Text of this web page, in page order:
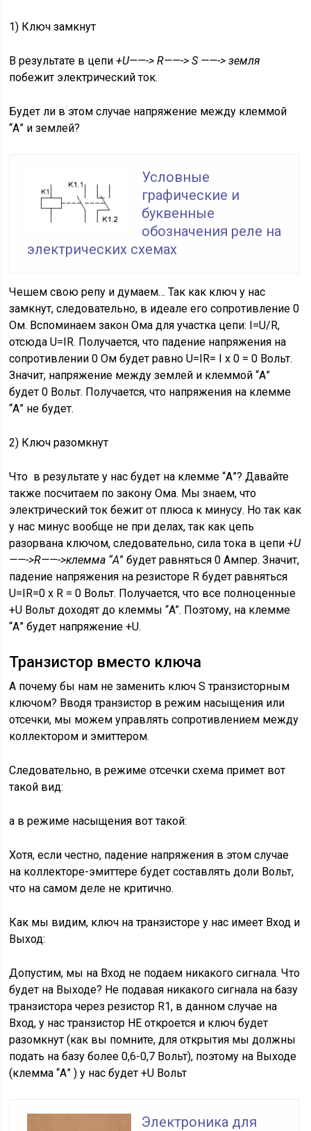
1) Ключ замкнут
В результате в цепи+U——-> R——-> S ——-> земля
побежит электрический ток.
Будет ли в этом случае напряжение между клеммой
“А” и землей?
Условные
графические и
буквенные
обозначения реле на
электрических схемах
Чешем свою репу и думаем… Так как ключ у нас
замкнут, следовательно, в идеале его сопротивление 0
Ом. Вспоминаем закон Ома для участка цепи: I=U/R,
отсюда U=IR. Получается, что падение напряжения на
сопротивлении 0 Ом будет равно U=IR= I х 0 = 0 Вольт.
Значит, напряжение между землей и клеммой “А”
будет 0 Вольт. Получается, что напряжения на клемме
“А” не будет.
2) Ключ разомкнут
Что в результате у нас будет на клемме “А”? Давайте
также посчитаем по закону Ома. Мы знаем, что
электрический ток бежит от плюса к минусу. Но так как
у нас минус вообще не при делах, так как цепь
разорвана ключом, следовательно, сила тока в цепи+U
——->R——->клемма “А” будет равняться 0 Ампер. Значит,
падение напряжения на резисторе R будет равняться
U=IR=0 х R = 0 Вольт. Получается, что все полноценные
+U Вольт доходят до клеммы “A”. Поэтому, на клемме
“А” будет напряжение +U.
Транзистор вместо ключа
А почему бы нам не заменить ключ S транзисторным
ключом? Вводя транзистор в режим насыщения или
отсечки, мы можем управлять сопротивлением между
коллектором и эмиттером.
Следовательно, в режиме отсечки схема примет вот
такой вид:
а в режиме насыщения вот такой:
Хотя, если честно, падение напряжения в этом случае
на коллекторе-эмиттере будет составлять доли Вольт,
что на самом деле не критично.
Как мы видим, ключ на транзисторе у нас имеет Вход и
Выход:
Допустим, мы на Вход не подаем никакого сигнала. Что
будет на Выходе? Не подавая никакого сигнала на базу
транзистора через резистор R1, в данном случае на
Вход, у нас транзистор НЕ откроется и ключ будет
разомкнут (как вы помните, для открытия мы должны
подать на базу более 0,6-0,7 Вольт), поэтому на Выходе
(клемма “А” ) у нас будет +U Вольт
Электроника для